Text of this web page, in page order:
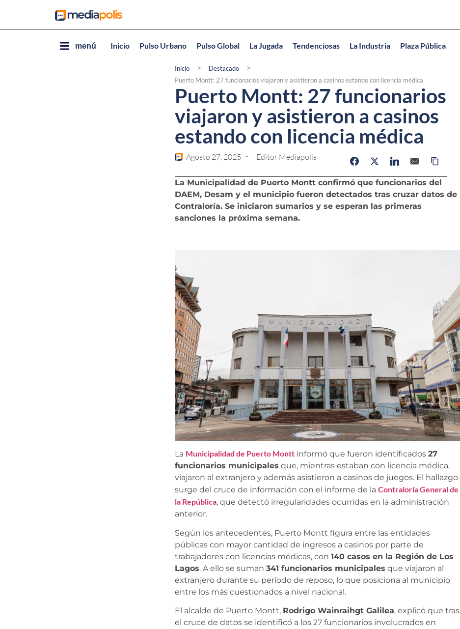
menú Inicio Pulso Urbano Pulso Global La Jugada Tendenciosas La Industria Plaza Pública
Inicio > Destacado >
Puerto Montt: 27 funcionarios viajaron y asistieron a casinos estando con licencia médica
Puerto Montt: 27 funcionarios
viajaron y asistieron a casinos
estando con licencia médica
Agosto 27, 2025 Editor Mediapolis
La Municipalidad de Puerto Montt confirmó que funcionarios del
DAEM, Desam y el municipio fueron detectados tras cruzar datos de
Contraloría. Se iniciaron sumarios y se esperan las primeras
sanciones la próxima semana.
La Municipalidad de Puerto Monttinformó que fueron identificados 27
funcionarios municipales que, mientras estaban con licencia médica,
viajaron al extranjero y además asistieron a casinos de juegos. El hallazgo
surge del cruce de información con el informe de la Contraloría General de
la República, que detectó irregularidades ocurridas en la administración
anterior.
Según los antecedentes, Puerto Montt figura entre las entidades
públicas con mayor cantidad de ingresos a casinos por parte de
trabajadores con licencias médicas, con 140 casos en la Región de Los
Lagos. A ello se suman 341 funcionarios municipales que viajaron al
extranjero durante su período de reposo, lo que posiciona al municipio
entre los más cuestionados a nivel nacional.
El alcalde de Puerto Montt, Rodrigo Wainraihgt Galilea, explicó que tras
el cruce de datos se identificó a los 27 funcionarios involucrados en